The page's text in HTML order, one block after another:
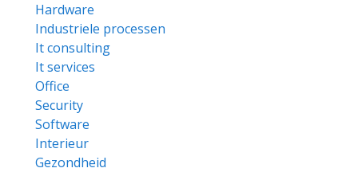
Hardware
Industriele processen
It consulting
It services
Office
Security
Software
Interieur
Gezondheid